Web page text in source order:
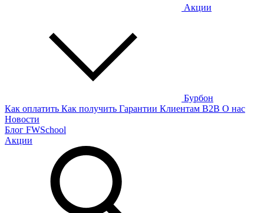
Акции
Бурбон
Как оплатить Как получить Гарантии Клиентам B2B О нас
Новости
Блог FWSchool
Акции